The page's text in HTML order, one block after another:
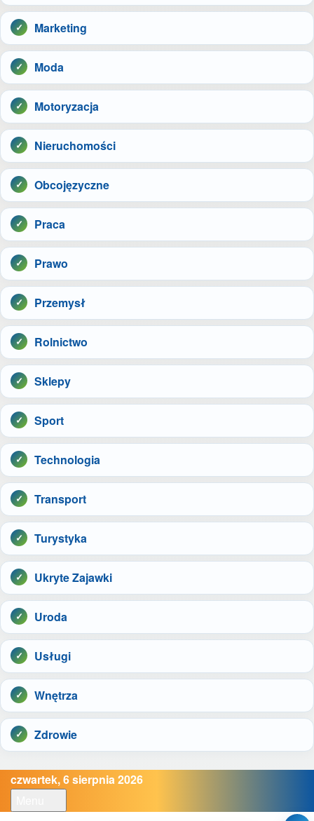
Marketing
Moda
Motoryzacja
Nieruchomości
Obcojęzyczne
Praca
Prawo
Przemysł
Rolnictwo
Sklepy
Sport
Technologia
Transport
Turystyka
Ukryte Zajawki
Uroda
Usługi
Wnętrza
Zdrowie
czwartek, 6 sierpnia 2026